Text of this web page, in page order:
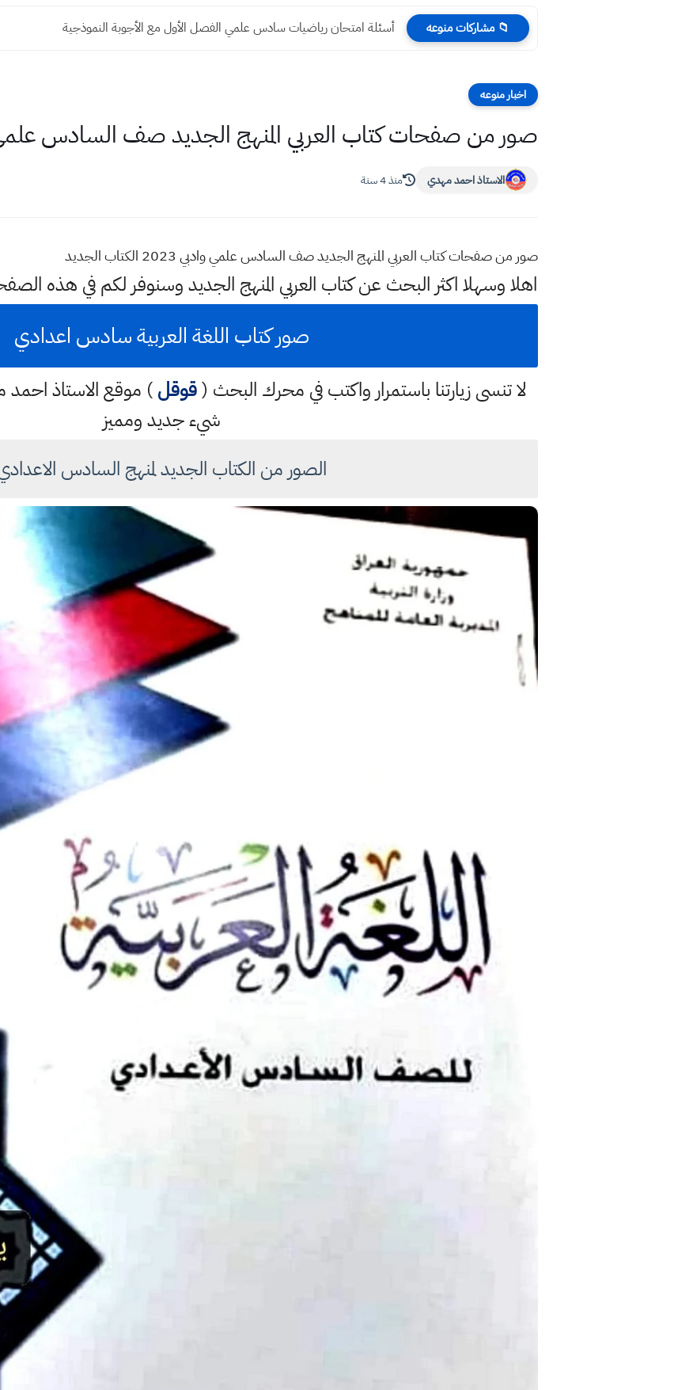
📁 مشاركات منوعه أسئلة امتحان رياضيات سادس علمي الفصل الأول مع الأجوبة النموذجية
اخبار منوعه
صور من صفحات كتاب العربي المنهج الجديد صف السادس علمي
الاستاذ احمد مهدي منذ 4 سنة
صور من صفحات كتاب العربي المنهج الجديد صف السادس علمي وادبي 2023 الكتاب الجديد
اهلا وسهلا اكثر البحث عن كتاب العربي المنهج الجديد وسنوفر لكم في هذه
صور كتاب اللغة العربية سادس اعدادي
لا تنسى زيارتنا باستمرار واكتب في محرك البحث (قوقل) موقع الاستاذ
شيء جديد ومميز
الصور من الكتاب الجديد لمنهج السادس